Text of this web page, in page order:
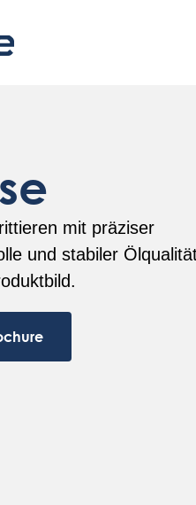
mit präziser
und stabiler